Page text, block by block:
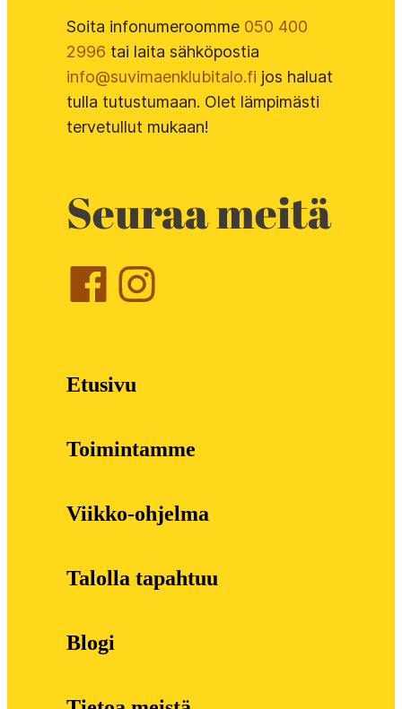
Soita infonumeroomme 050 400
2996 tai laita sähköpostia
info@suvimaenklubitalo.fi jos haluat
tulla tutustumaan. Olet lämpimästi
tervetullut mukaan!
Seuraa meitä
Etusivu
Toimintamme
Viikko-ohjelma
Talolla tapahtuu
Blogi